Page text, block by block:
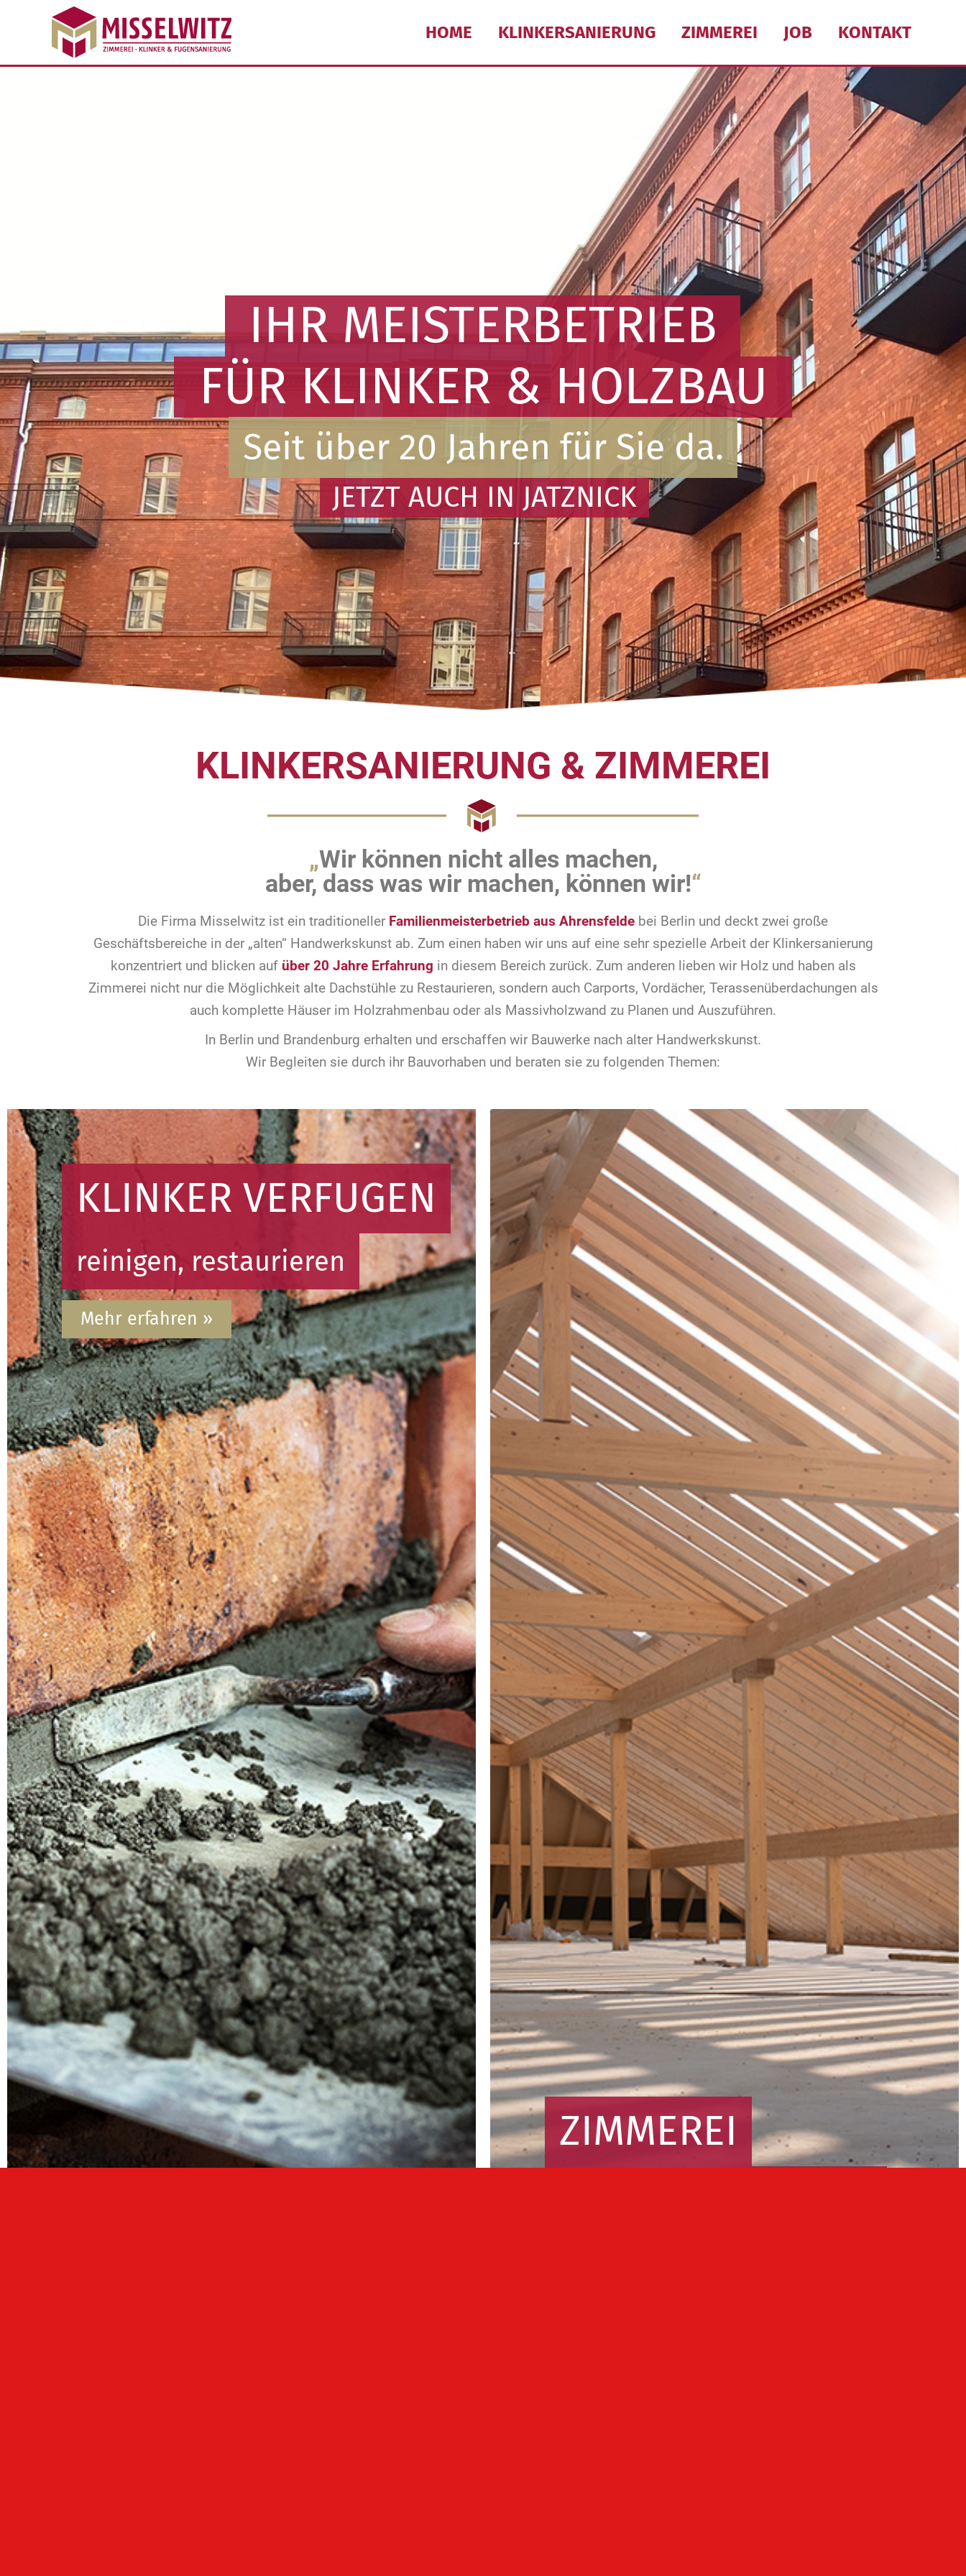
HOME KLINKERSANIERUNG ZIMMEREI JOB KONTAKT
JETZT AUCH IN JATZNICK
IHR MEISTERBETRIEB
Seit über 20 Jahren für Sie da.
FÜR KLINKER & HOLZBAU
KLINKERSANIERUNG & ZIMMEREI
„Wir können nicht alles machen,
aber, dass was wir machen, können wir!“
Die Firma Misselwitz ist ein traditioneller Familienmeisterbetrieb aus Ahrensfelde bei Berlin und deckt zwei große
Geschäftsbereiche in der „alten“ Handwerkskunst ab. Zum einen haben wir uns auf eine sehr spezielle Arbeit der Klinkersanierung
konzentriert und blicken auf über 20 Jahre Erfahrung in diesem Bereich zurück. Zum anderen lieben wir Holz und haben als
Zimmerei nicht nur die Möglichkeit alte Dachstühle zu Restaurieren, sondern auch Carports, Vordächer, Terassenüberdachungen als
auch komplette Häuser im Holzrahmenbau oder als Massivholzwand zu Planen und Auszuführen.
In Berlin und Brandenburg erhalten und erschaffen wir Bauwerke nach alter Handwerkskunst.
Wir Begleiten sie durch ihr Bauvorhaben und beraten sie zu folgenden Themen:
KLINKER VERFUGEN
reinigen, restaurieren
Mehr erfahren »
ZIMMEREI